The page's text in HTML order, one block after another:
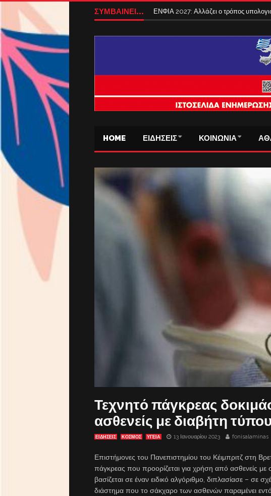
ΣΥΜΒΑΙΝΕΙ... ΕΝΦΙΑ 2027: Αλλάζει ο τρόπος
HOME ΕΙΔΗΣΕΙΣ ΚΟΙΝΩΝΙΑ
Τεχνητό πάγκρεας
ασθενείς με διαβήτη
ΕΙΔΗΣΕΙΣ ΚΟΣΜΟΣ ΥΓΕΙΑ 13 Ιανουαρίου 2023 fonisalaminas
Επιστήμονες του Πανεπιστημίου του Κέιμπριτζ στη
πάγκρεας που προορίζεται για χρήση από ασθενείς
βασίζεται σε έναν ειδικό αλγόριθμο, διπλασίασε – σε
διάστημα που το σάκχαρο των ασθενών παραμένει